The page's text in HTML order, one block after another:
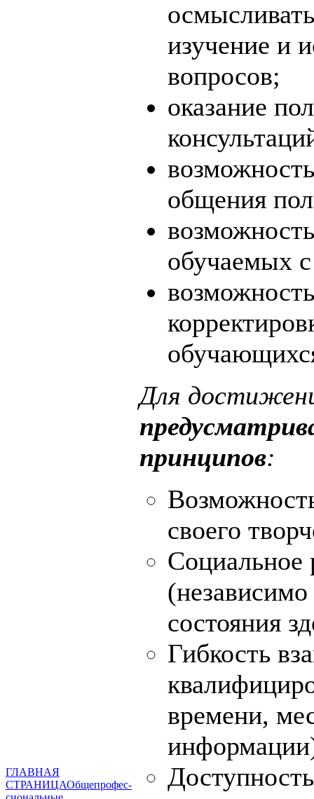
ГЛАВНАЯ
СТРАНИЦАОбщепрофес-
изучение и
вопросов;
оказание
общения
обучаемых
Для
принципов:
своего
Социальное
состояния
Гибкость
времени,